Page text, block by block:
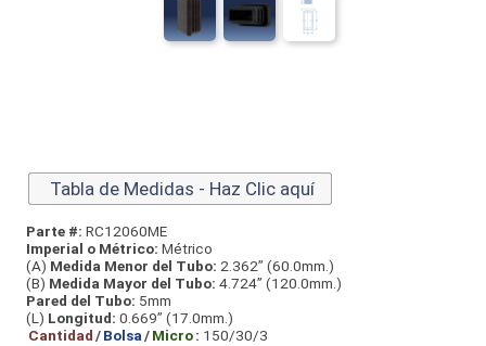
Tabla de Medidas - Haz Clic aquí
Parte #: RC12060ME
Imperial o Métrico: Métrico
(A) Medida Menor del Tubo: 2.362” (60.0mm.)
(B) Medida Mayor del Tubo: 4.724” (120.0mm.)
Pared del Tubo: 5mm
(L) Longitud: 0.669” (17.0mm.)
Cantidad/Bolsa/Micro: 150/30/3